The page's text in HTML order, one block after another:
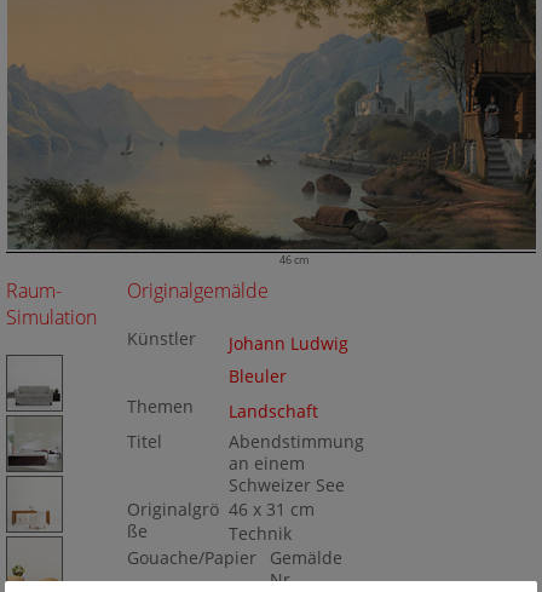
46 cm
Raum-
Simulation
Originalgemälde
Künstler
Johann Ludwig
Bleuler
Themen
Landschaft
Titel
Abendstimmung
an einem
Schweizer See
Originalgrö
ße
46 x 31 cm
Technik
Gouache/Papier
Gemälde
Nr